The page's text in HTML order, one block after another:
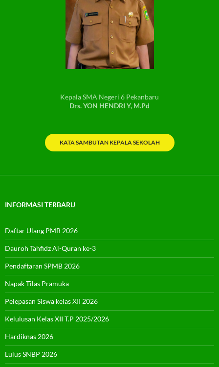
Kepala SMA Negeri 6 Pekanbaru
Drs. YON HENDRI Y, M.Pd
KATA SAMBUTAN KEPALA SEKOLAH
INFORMASI TERBARU
Daftar Ulang PMB 2026
Dauroh Tahfidz Al-Quran ke-3
Pendaftaran SPMB 2026
Napak Tilas Pramuka
Pelepasan Siswa kelas XII 2026
Kelulusan Kelas XII T.P 2025/2026
Hardiknas 2026
Lulus SNBP 2026